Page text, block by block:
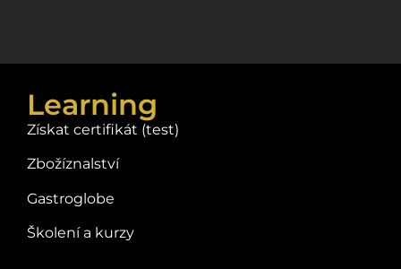
Learning
Získat certifikát (test)
Zbožíznalství
Gastroglobe
Školení a kurzy